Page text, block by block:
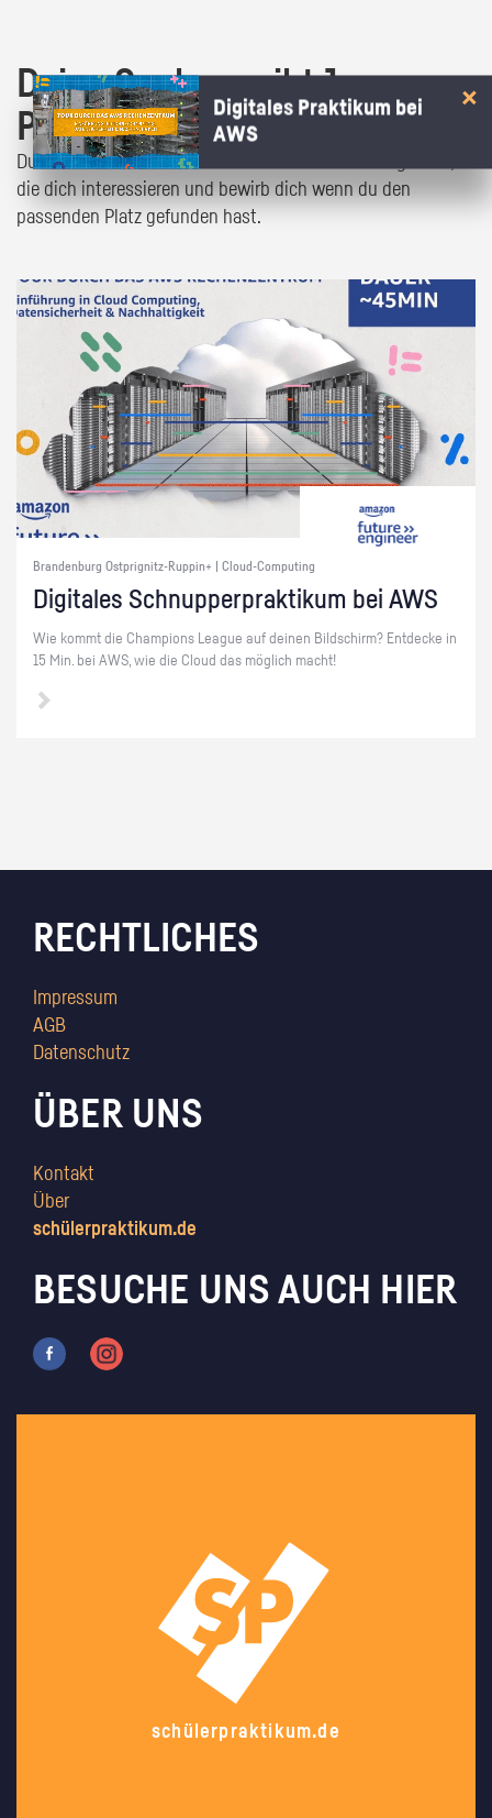
Deine Suche ergibt 1
Praktikumsangebot!
Du bist fast da! Klick dich durch die Praktikumsangebote,
die dich interessieren und bewirb dich wenn du den
passenden Platz gefunden hast.
Brandenburg Ostprignitz-Ruppin+ | Cloud-Computing
Di­gi­ta­les Schnup­per­prak­ti­kum bei AWS
Wie kommt die Cham­pi­ons Le­ague auf dei­nen Bild­schirm? Ent­de­cke in
15 Min. bei AWS, wie die Cloud das mög­lich macht!
Digitales Praktikum bei
AWS
RECHTLICHES
Impressum
AGB
Datenschutz
ÜBER UNS
Kontakt
Über
schülerpraktikum.de
BESUCHE UNS AUCH HIER
schülerpraktikum.de